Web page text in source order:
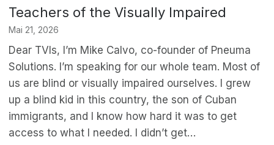
Teachers of the Visually Impaired
Mai 21, 2026
Dear TVIs, I’m Mike Calvo, co-founder of Pneuma
Solutions. I’m speaking for our whole team. Most of
us are blind or visually impaired ourselves. I grew
up a blind kid in this country, the son of Cuban
immigrants, and I know how hard it was to get
access to what I needed. I didn’t get…